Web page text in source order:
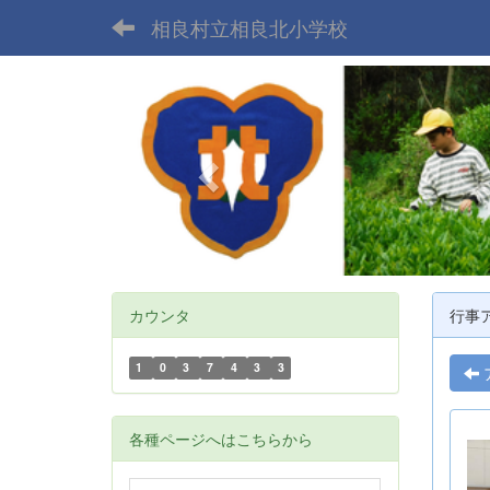
相良村立相良北小学校
p
r
e
v
i
o
u
s
行事
カウンタ
1 0 3 7 4 3 3
各種ページへはこちらから